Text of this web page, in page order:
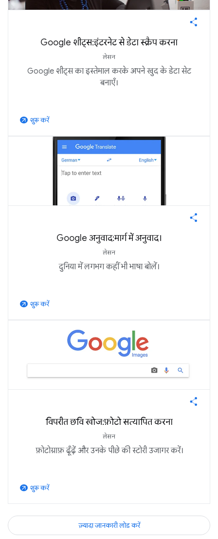
Google शीट्स: इंटरनेट से डेटा स्क्रैप करना
लेसन
Google शीट्स का इस्तेमाल करके अपने खुद के डेटा सेट
बनाएँ।
arrow_outward शुरू करें
Google अनुवाद: मार्ग में अनुवाद।
लेसन
दुनिया में लगभग कहीं भी भाषा बोलें।
arrow_outward शुरू करें
विपरीत छवि खोज: फ़ोटो सत्यापित करना
लेसन
फ़ोटोग्राफ़ ढूँढ़ें और उनके पीछे की स्टोरी उजागर करें।
arrow_outward शुरू करें
ज़्यादा जानकारी लोड करें